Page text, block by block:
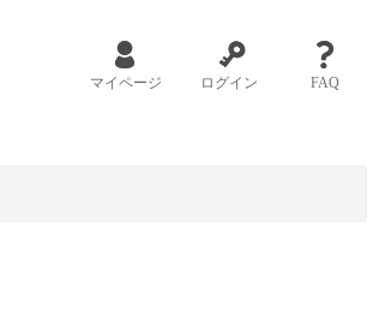
マイページ ログイン FAQ